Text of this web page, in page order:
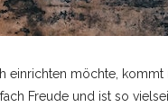
möchte, kommt
Freude und ist so